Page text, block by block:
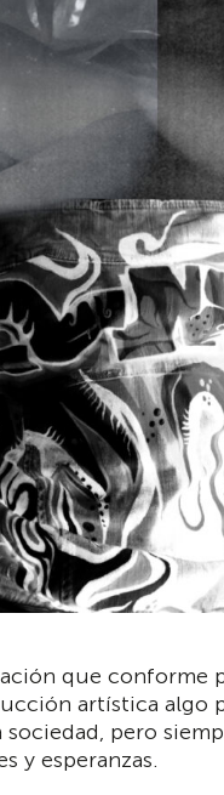
que conforme
artística algo
pero
y esperanzas.